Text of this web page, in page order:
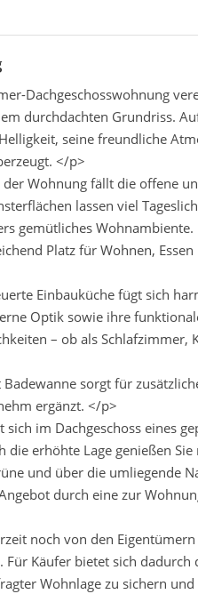
Dachgeschosswohnung
durchdachten Grundriss.
seine freundliche
</p>
Wohnung fällt die offene
lassen viel
gemütliches
Platz für Wohnen,
Einbauküche fügt sich
Optik sowie ihre
– ob als
sorgt für
ergänzt. </p>
im Dachgeschoss eines
die erhöhte Lage genießen
und über die umliegende
durch eine zur
noch von den
Käufer bietet sich
Wohnlage zu sichern